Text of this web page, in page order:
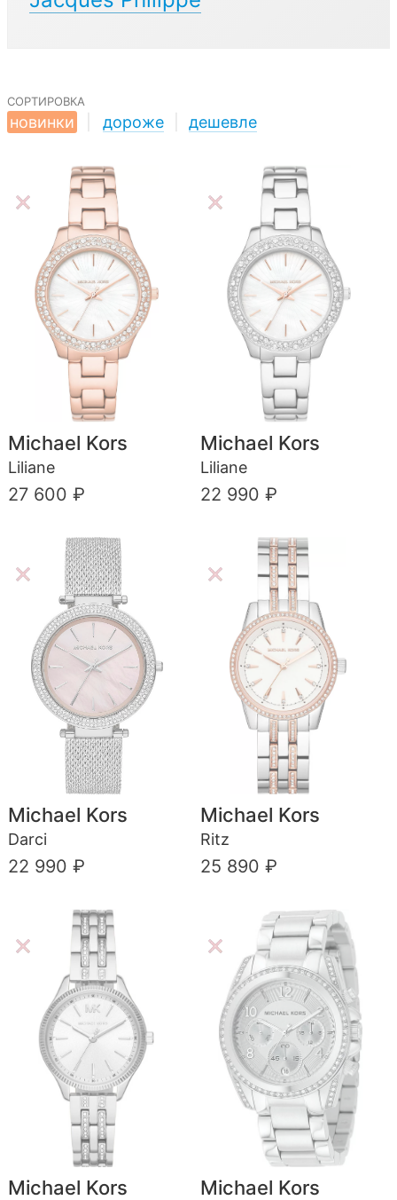
сортировка
новинки
дороже дешевле
Michael Kors
Liliane
27 600 ₽
Michael Kors
Liliane
22 990 ₽
Michael Kors
Darci
22 990 ₽
Michael Kors
Ritz
25 890 ₽
Michael Kors Michael Kors